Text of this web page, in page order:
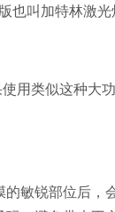
也叫加特林激光
用类似这种大
敏锐部位后